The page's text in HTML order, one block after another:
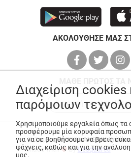
ΑΚΟΛΟΥΘΗΣΕ ΜΑΣ
© Copyright 2026ANEDIK
Made with
byDesquared
Διαχείριση cookies
παρόμοιων
Χρησιμοποιούμε εργαλεία όπως τα
προσφέρουμε μία κορυφαία
για να σε βοηθήσουμε να βρεις
ψάχνεις, καθώς και για την
μας.